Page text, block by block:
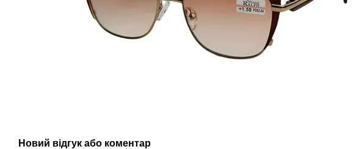
Новий відгук або коментар